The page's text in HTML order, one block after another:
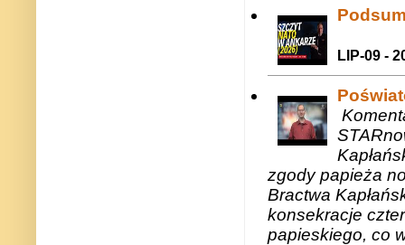
LIP-09 -
zgody papieża
Bractwa
konsekracje
papieskiego, co